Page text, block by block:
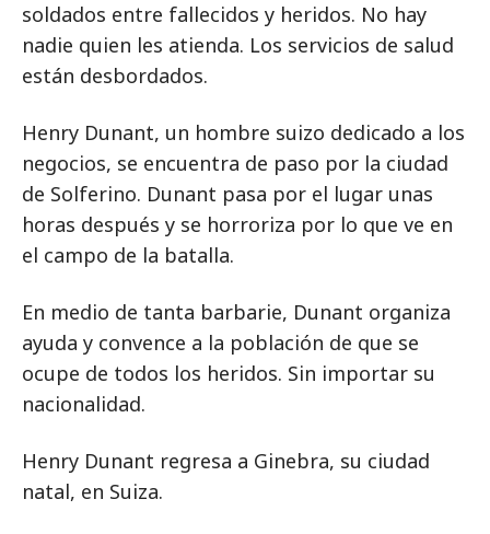
soldados entre fallecidos y heridos. No hay
nadie quien les atienda. Los servicios de salud
están desbordados.
Henry Dunant, un hombre suizo dedicado a los
negocios, se encuentra de paso por la ciudad
de Solferino. Dunant pasa por el lugar unas
horas después y se horroriza por lo que ve en
el campo de la batalla.
En medio de tanta barbarie, Dunant organiza
ayuda y convence a la población de que se
ocupe de todos los heridos. Sin importar su
nacionalidad.
Henry Dunant regresa a Ginebra, su ciudad
natal, en Suiza.